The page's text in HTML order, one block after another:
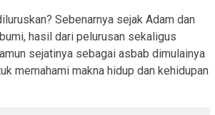
Sebenarnya sejak Adam dan
hasil dari pelurusan sekaligus
sejatinya sebagai asbab dimulainya
memahami makna hidup dan kehidupan